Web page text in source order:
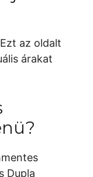
az oldalt
árakat
Dupla